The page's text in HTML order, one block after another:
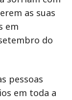
as suas
em
do
pessoas
em toda a